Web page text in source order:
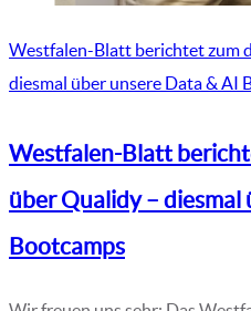
Westfalen-Blatt berichtet zum
diesmal über unsere Data & AI
Westfalen-Blatt
über Qualidy – diesmal
Bootcamps